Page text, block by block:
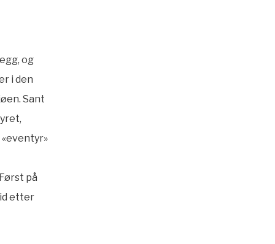
og
i den
Sant
på
etter